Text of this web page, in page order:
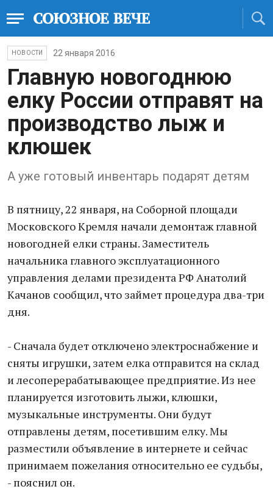
НОВОСТИ 22 января 2016
Главную новогоднюю
елку России отправят на
производство лыж и
клюшек
А уже готовый инвентарь подарят детям
В пятницу, 22 января, на Соборной площади
Московского Кремля начали демонтаж главной
новогодней елки страны. Заместитель
начальника главного эксплуатационного
управления делами президента РФ Анатолий
Качанов сообщил, что займет процедура два-три
дня.
- Сначала будет отключено электроснабжение и
сняты игрушки, затем елка отправится на склад
и лесоперерабатывающее предприятие. Из нее
планируется изготовить лыжи, клюшки,
музыкальные инструменты. Они будут
отправлены детям, посетившим елку. Мы
разместили объявление в интернете и сейчас
принимаем пожелания относительно ее судьбы,
- пояснил он.